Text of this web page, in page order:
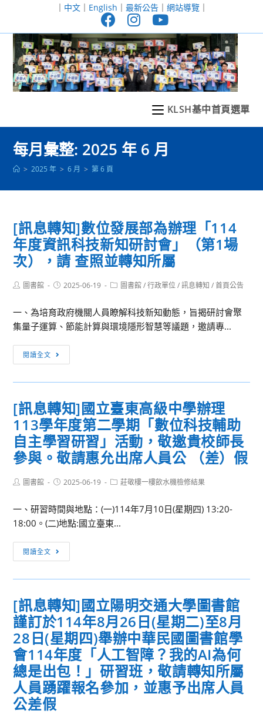
至
｜ 中文｜ English ｜ 最新公告｜ 網站導覽｜
KLSH基中首頁選單
每月彙整: 2025 年 6 月
> 2025 年 > 6 月 > 第 6 頁
[訊息轉知]數位發展部為辦理「114
年度資訊科技新知研討會」（第1場
次），請 查照並轉知所屬
Post圖書館
Post2025-06-19
Post圖書館 / 行政單位 / 訊息轉知 / 首頁公告
一、為培育政府機關人員瞭解科技新知動態，旨揭研討會聚
集量子運算、節能計算與環境隱形智慧等議題，邀請專...
閱讀全文
息
轉
數
位
發
展
部
為
理
「114
資
訊
技
新
知
研
討
會」
（第
[訊息轉知]國立臺東高級中學辦理
113學年度第二學期「數位科技輔助
自主學習研習」活動，敬邀貴校師長
參與。敬請惠允出席人員公 （差）假
Post圖書館
Post2025-06-19
Post莊敬樓一樓飲水機檢修結果
一、研習時間與地點：(一)114年7月10日(星期四) 13:20-
18:00。(二)地點:國立臺東...
閱讀全文
息
轉
國
立
臺
東
高
級
中
[訊息轉知]國立陽明交通大學圖書館
謹訂於114年8月26日(星期二)至8月
28日(星期四)舉辦中華民國圖書館學
會114年度「人工智障？我的AI為何
總是出包！」研習班，敬請轉知所屬
人員踴躍報名參加，並惠予出席人員
公差假